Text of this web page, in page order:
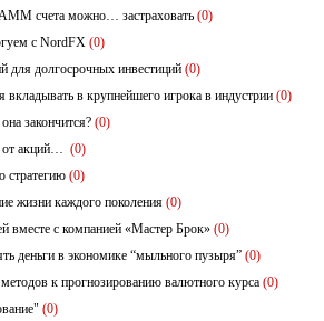
счета можно… застраховать (0)
с NordFX (0)
для долгосрочных инвестиций (0)
вкладывать в крупнейшего игрока в индустрии (0)
закончится? (0)
от акций…
(0)
стратегию (0)
жизни каждого поколения (0)
вместе с компанией «Мастер Брок» (0)
деньги в экономике “мыльного пузыря” (0)
к прогнозированию валютного курса (0)
(0)